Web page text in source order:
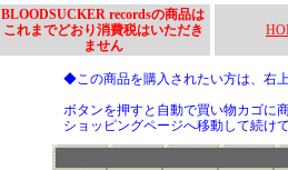
BLOODSUCKER recordsの商品は
これまでどおり消費税はいただき
ません
◆この商品を購入されたい方は、右
ボタンを押すと自動で買い物カゴに
ショッピングページへ移動して続け